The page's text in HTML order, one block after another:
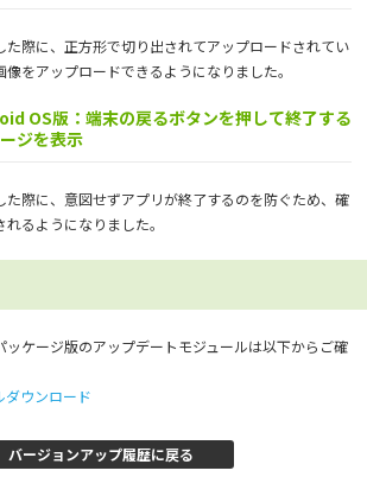
た際に、正方形で切り出されてアップロードされてい
をアップロードできるようになりました。
OS版：端末の戻るボタンを押して終了する
ジを表示
た際に、意図せずアプリが終了するのを防ぐため、確
るようになりました。
ケージ版のアップデートモジュールは以下からご確
ダウンロード
バージョンアップ履歴に戻る